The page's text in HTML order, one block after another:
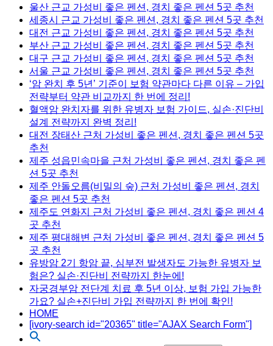
울산 근교 가성비 좋은 펜션, 경치 좋은 펜션 5곳 추천
세종시 근교 가성비 좋은 펜션, 경치 좋은 펜션 5곳 추천
대전 근교 가성비 좋은 펜션, 경치 좋은 펜션 5곳 추천
부산 근교 가성비 좋은 펜션, 경치 좋은 펜션 5곳 추천
대구 근교 가성비 좋은 펜션, 경치 좋은 펜션 5곳 추천
서울 근교 가성비 좋은 펜션, 경치 좋은 펜션 5곳 추천
‘암 완치 후 5년’ 기준이 보험 약관마다 다른 이유 – 가입
전략부터 약관 비교까지 한 번에 정리!
혈액암 완치자를 위한 유병자 보험 가이드, 실손·진단비
설계 전략까지 완벽 정리!
대전 장태산 근처 가성비 좋은 펜션, 경치 좋은 펜션 5곳
추천
제주 성읍민속마을 근처 가성비 좋은 펜션, 경치 좋은 펜
션 5곳 추천
제주 안돌오름(비밀의 숲) 근처 가성비 좋은 펜션, 경치
좋은 펜션 5곳 추천
제주도 연화지 근처 가성비 좋은 펜션, 경치 좋은 펜션 4
곳 추천
제주 평대해변 근처 가성비 좋은 펜션, 경치 좋은 펜션 5
곳 추천
유방암 2기 항암 끝, 심부전 발생자도 가능한 유병자 보
험은? 실손·진단비 전략까지 한눈에!
자궁경부암 전단계 치료 후 5년 이상, 보험 가입 가능한
가요? 실손+진단비 가입 전략까지 한 번에 확인!
HOME
[ivory-search id="20365" title="AJAX Search Form"]